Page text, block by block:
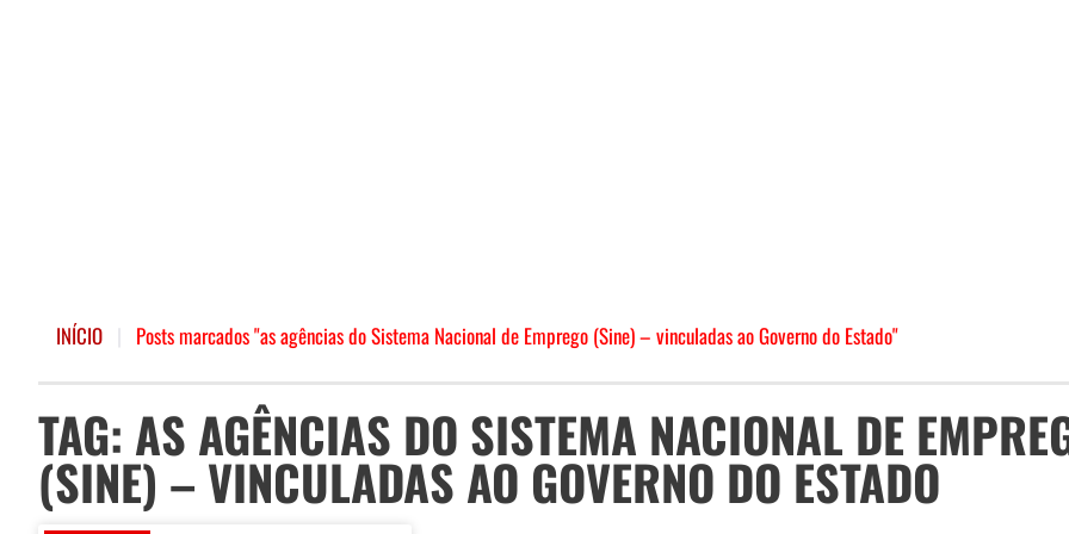
INÍCIO Posts marcados "as agências do Sistema Nacional de Emprego (Sine) – vinculadas ao Governo do Estado"
TAG: AS AGÊNCIAS DO SISTEMA NACIONAL DE
(SINE) – VINCULADAS AO GOVERNO DO ESTADO